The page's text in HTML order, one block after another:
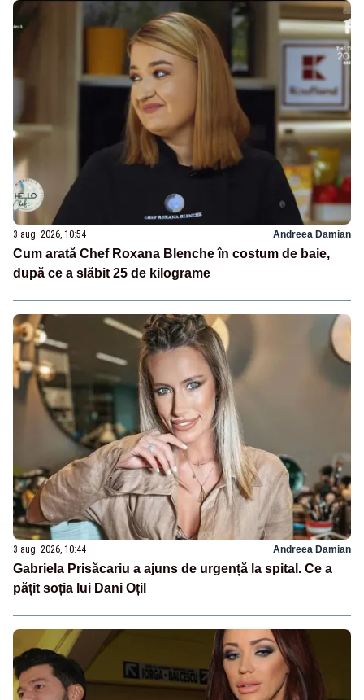
3 aug. 2026, 10:54 Andreea Damian
Cum arată Chef Roxana Blenche în costum de baie,
după ce a slăbit 25 de kilograme
3 aug. 2026, 10:44 Andreea Damian
Gabriela Prisăcariu a ajuns de urgență la spital. Ce a
pățit soția lui Dani Oțil